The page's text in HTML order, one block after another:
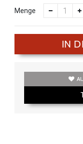
Menge
IN